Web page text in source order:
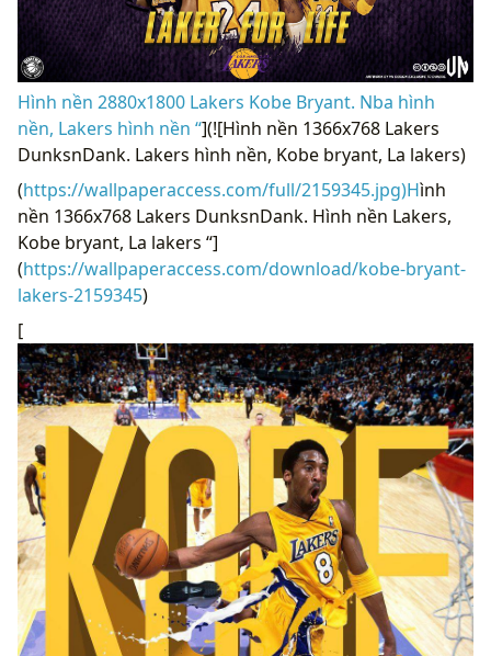
Hình nền 2880x1800 Lakers Kobe Bryant. Nba hình
nền, Lakers hình nền “](![Hình nền 1366x768 Lakers
DunksnDank. Lakers hình nền, Kobe bryant, La lakers)
(https://wallpaperaccess.com/full/2159345.jpg)Hình
nền 1366x768 Lakers DunksnDank. Hình nền Lakers,
Kobe bryant, La lakers “]
(https://wallpaperaccess.com/download/kobe-bryant-
lakers-2159345)
[